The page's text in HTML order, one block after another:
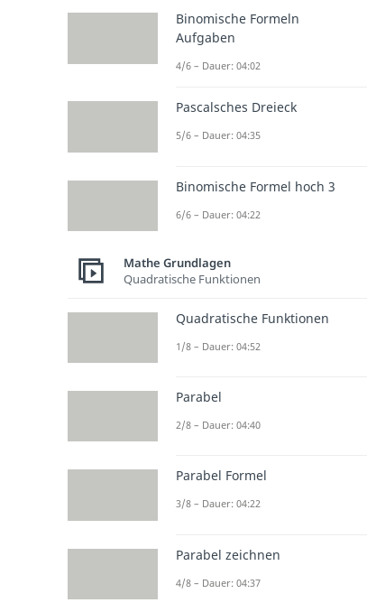
Binomische Formeln
Aufgaben
4/6 – Dauer: 04:02
Pascalsches Dreieck
5/6 – Dauer: 04:35
Binomische Formel hoch 3
6/6 – Dauer: 04:22
Mathe Grundlagen
Quadratische Funktionen
Quadratische Funktionen
1/8 – Dauer: 04:52
Parabel
2/8 – Dauer: 04:40
Parabel Formel
3/8 – Dauer: 04:22
Parabel zeichnen
4/8 – Dauer: 04:37